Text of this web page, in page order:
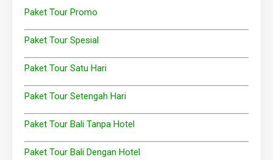
Paket Tour Promo
Paket Tour Spesial
Paket Tour Satu Hari
Paket Tour Setengah Hari
Paket Tour Bali Tanpa Hotel
Paket Tour Bali Dengan Hotel